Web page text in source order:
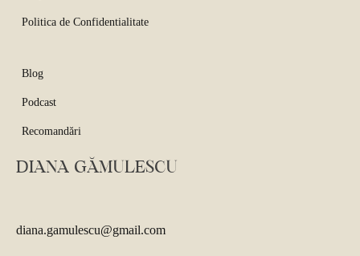
Politica de Confidentialitate
Blog
Podcast
Recomandări
DIANA GĂMULESCU
diana.gamulescu@gmail.com